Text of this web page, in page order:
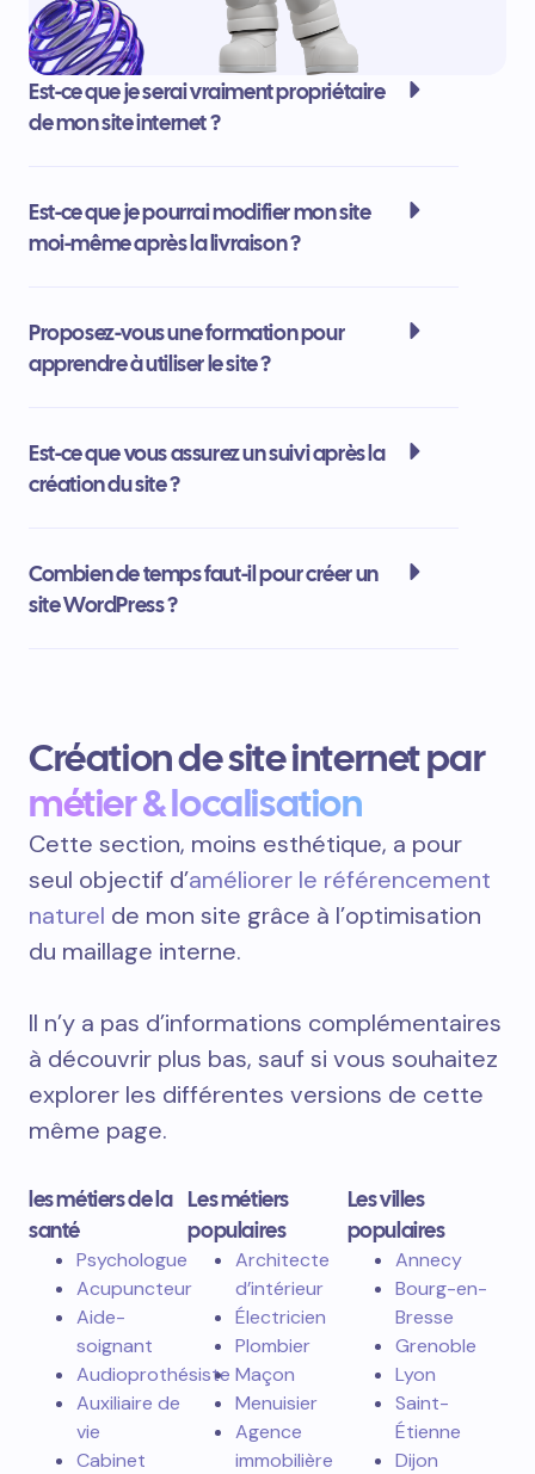
Est-ce que je serai vraiment propriétaire
de mon site internet ?
Est-ce que je pourrai modifier mon site
moi-même après la livraison ?
Proposez-vous une formation pour
apprendre à utiliser le site ?
Est-ce que vous assurez un suivi après la
création du site ?
Combien de temps faut-il pour créer un
site WordPress ?
Création de site internet par
métier & localisation
Cette section, moins esthétique, a pour
seul objectif d’améliorer le référencement
naturel de mon site grâce à l’optimisation
du maillage interne.
Il n’y a pas d’informations complémentaires
à découvrir plus bas, sauf si vous souhaitez
explorer les différentes versions de cette
même page.
les métiers de la
santé
Psychologue
Acupuncteur
Aide-
soignant
Audioprothésiste
Auxiliaire de
vie
Cabinet
Les métiers
populaires
Architecte
d’intérieur
Électricien
Plombier
Maçon
Menuisier
Agence
immobilière
Les villes
populaires
Annecy
Bourg-en-
Bresse
Grenoble
Lyon
Saint-
Étienne
Dijon